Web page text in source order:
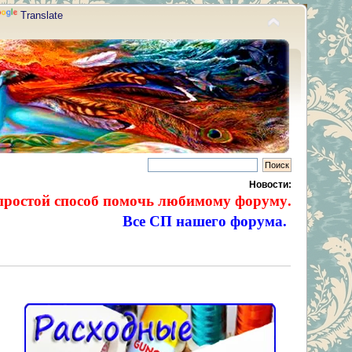
Translate
Новости:
способ помочь любимому форуму.
Все СП нашего форума.